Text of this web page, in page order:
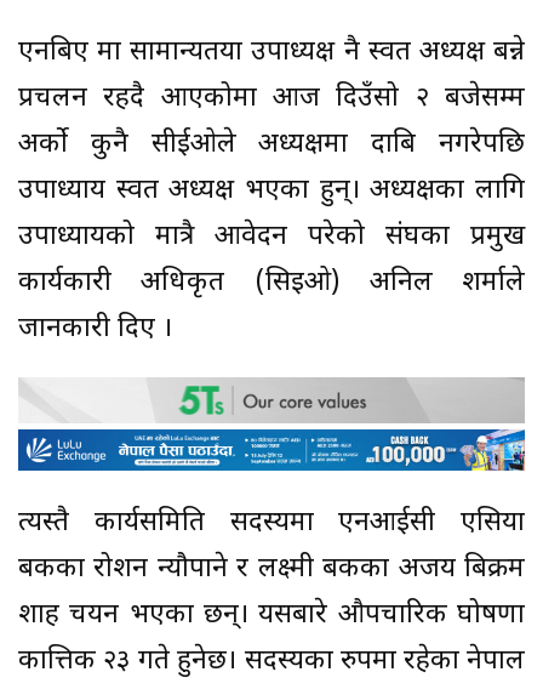
एनबिए मा सामान्यतया उपाध्यक्ष नै स्वत अध्यक्ष बन्ने
प्रचलन रहदै आएकोमा आज दिउँसो २ बजेसम्म
अर्को कुनै सीईओले अध्यक्षमा दाबि नगरेपछि
उपाध्याय स्वत अध्यक्ष भएका हुन्। अध्यक्षका लागि
उपाध्यायको मात्रै आवेदन परेको संघका प्रमुख
कार्यकारी अधिकृत (सिइओ) अनिल शर्माले
जानकारी दिए ।
त्यस्तै कार्यसमिति सदस्यमा एनआईसी एसिया
बैंकका रोशन न्यौपाने र लक्ष्मी बैंकका अजय बिक्रम
शाह चयन भएका छन्। यसबारे औपचारिक घोषणा
कात्तिक २३ गते हुनेछ। सदस्यका रुपमा रहेका नेपाल